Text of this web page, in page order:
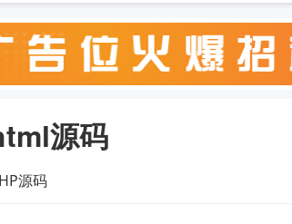
源码
源码